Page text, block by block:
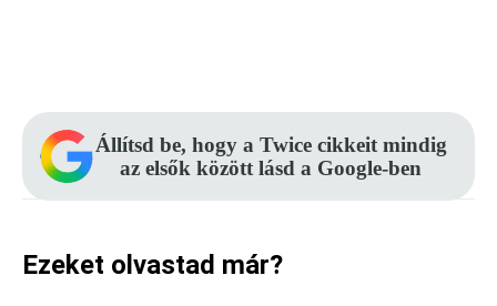
Állítsd be, hogy a Twice cikkeit mindig
az elsők között lásd a Google-ben
Ezeket olvastad már?